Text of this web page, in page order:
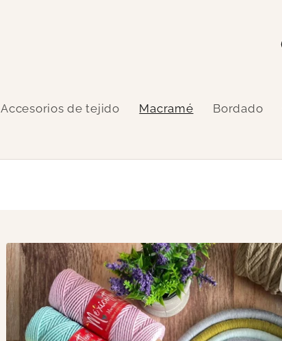
Accesorios de tejido Macramé Bordado